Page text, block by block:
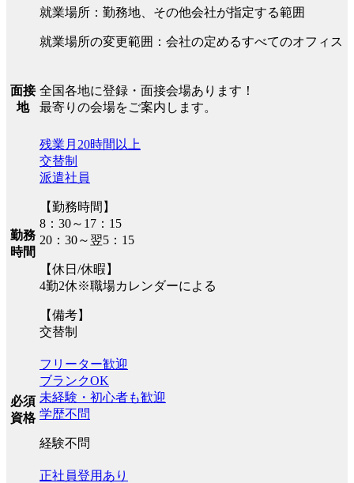
就業場所：勤務地、その他会社が指定する範囲
就業場所の変更範囲：会社の定めるすべてのオフィス
面接
地
全国各地に登録・面接会場あります！
最寄りの会場をご案内します。
勤務
時間
残業月20時間以上
交替制
派遣社員
【勤務時間】
8：30～17：15
20：30～翌5：15
【休日/休暇】
4勤2休※職場カレンダーによる
【備考】
交替制
必須
資格
フリーター歓迎
ブランクOK
未経験・初心者も歓迎
学歴不問
経験不問
正社員登用あり